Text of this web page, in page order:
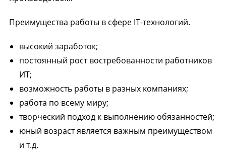
Преимущества работы в сфере IT-технологий.
высокий заработок;
постоянный рост востребованности работников
ИТ;
возможность работы в разных компаниях;
работа по всему миру;
творческий подход к выполнению обязанностей;
юный возраст является важным преимуществом
и т.д.